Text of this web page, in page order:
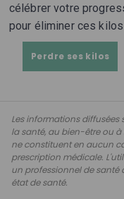
célébrer votre
pour éliminer ces
Perdre ses kilos
Les informations diffusées
la santé, au bien-être ou
ne constituent en aucun
prescription médicale.
un professionnel de
état de santé.